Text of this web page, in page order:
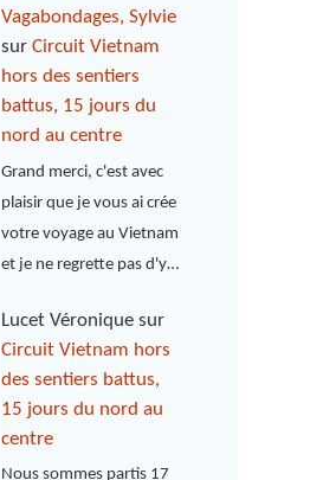
Vagabondages, Sylvie
surCircuit Vietnam
hors des sentiers
battus, 15 jours du
nord au centre
Grand merci, c'est avec
plaisir que je vous ai crée
votre voyage au Vietnam
et je ne regrette pas d'y…
Lucet Véronique sur
Circuit Vietnam hors
des sentiers battus,
15 jours du nord au
centre
Nous sommes partis 17